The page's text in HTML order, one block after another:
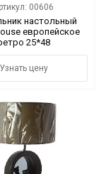
00606
настольный
европейское
25*48
Узнать цену